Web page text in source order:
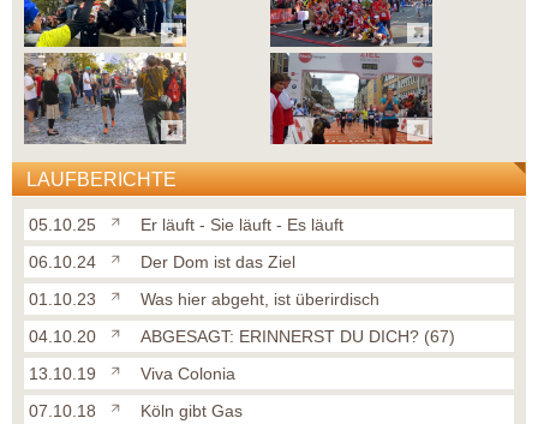
LAUFBERICHTE
05.10.25
Er läuft - Sie läuft - Es läuft
06.10.24
Der Dom ist das Ziel
01.10.23
Was hier abgeht, ist überirdisch
04.10.20
ABGESAGT: ERINNERST DU DICH? (67)
13.10.19
Viva Colonia
07.10.18
Köln gibt Gas